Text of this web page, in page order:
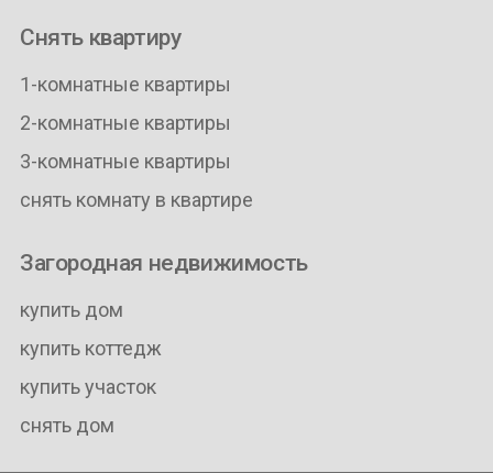
Снять квартиру
1-комнатные квартиры
2-комнатные квартиры
3-комнатные квартиры
снять комнату в квартире
Загородная недвижимость
купить дом
купить коттедж
купить участок
снять дом